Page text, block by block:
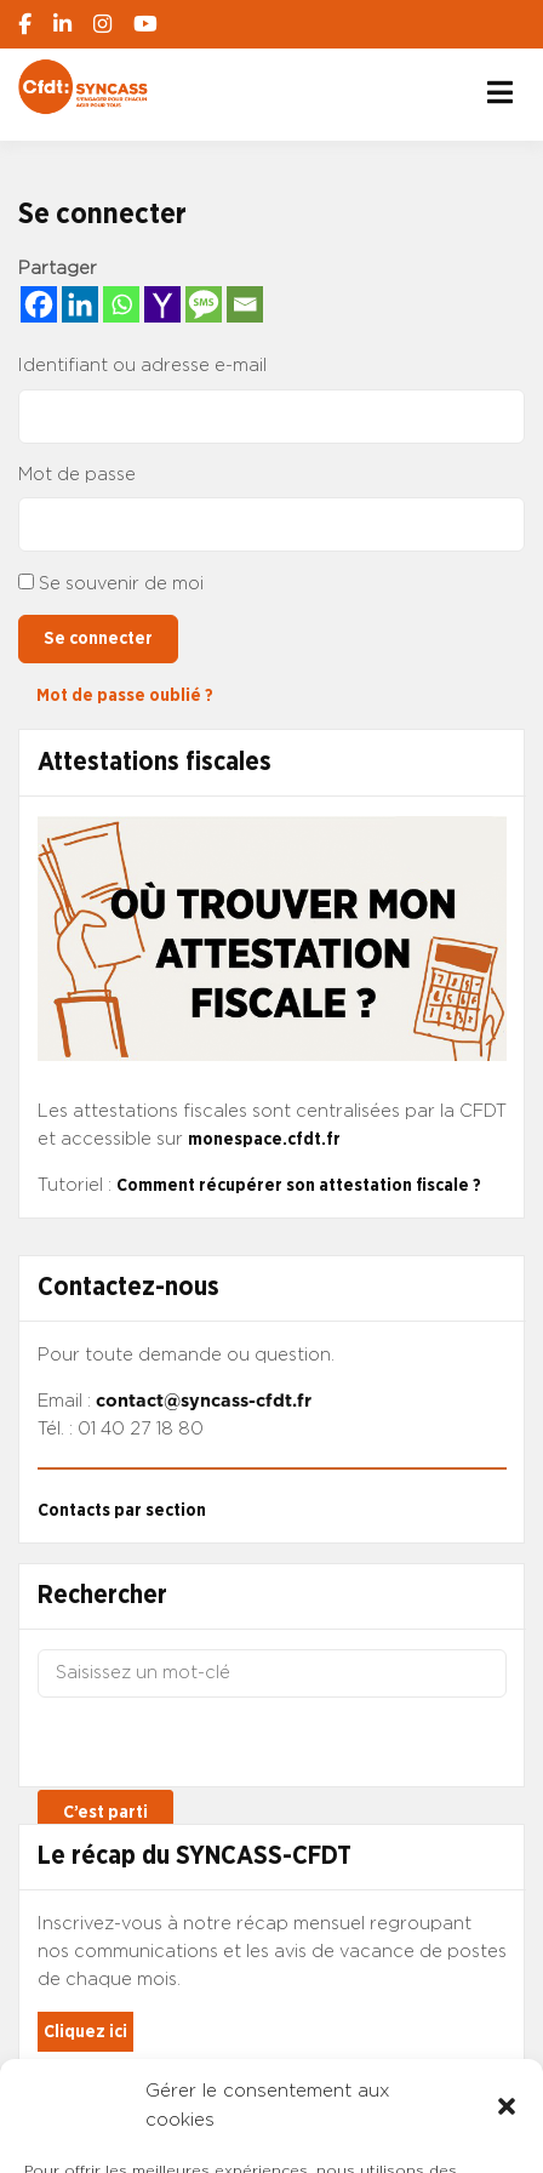
Gérer le consentement aux
cookies
Attestations fiscales
Les attestations fiscales sont centralisées par la CFDT
et accessible sur monespace.cfdt.fr
Tutoriel : Comment récupérer son attestation fiscale ?
Contactez-nous
Pour toute demande ou question.
Email : contact@syncass-cfdt.fr
Tél. : 01 40 27 18 80
Contacts par section
Se connecter
Partager
Identifiant ou adresse e-mail
Mot de passe
Se souvenir de moi
Se connecter
Mot de passe oublié ?
Rechercher
Le récap du SYNCASS-CFDT
Inscrivez-vous à notre récap mensuel regroupant
nos communications et les avis de vacance de postes
de chaque mois.
Cliquez ici
Les adhérents du SYNCASS-CFDT
sont automatiquement inscrits.